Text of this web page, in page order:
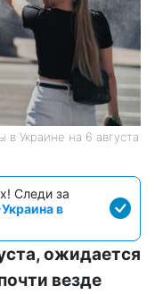
в Украине на 6 августа
Следи за
в
ожидается
везде